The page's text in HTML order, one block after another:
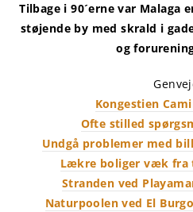
Tilbage i 90´erne var Malaga
støjende by med skrald i
og
Kongestien
Ofte stilled
Undgå problemer med
Lækre boliger væk fra
Stranden ved
Naturpoolen ved El